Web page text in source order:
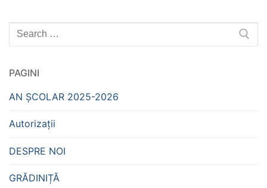
Caută
după:
PAGINI
AN ȘCOLAR 2025-2026
Autorizații
DESPRE NOI
GRĂDINIȚĂ